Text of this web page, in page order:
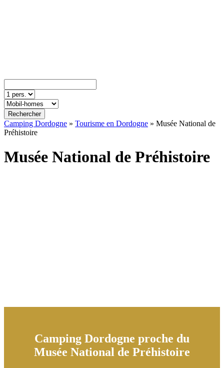
Rechercher
Camping Dordogne » Tourisme en Dordogne » Musée National de
Préhistoire
Musée National de Préhistoire
Camping Dordogne proche du
Musée National de Préhistoire